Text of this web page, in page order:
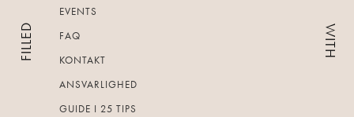
FILLED WITH
EVENTS
FAQ
KONTAKT
ANSVARLIGHED
GUIDE I 25 TIPS